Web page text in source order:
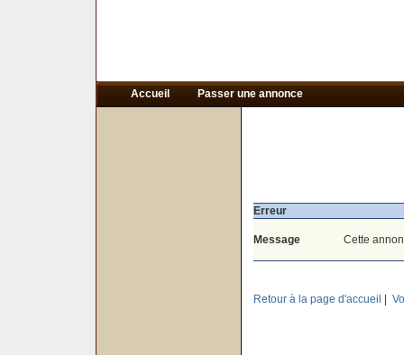
Accueil Passer une annonce
Erreur
Message Cette
Retour à la page d'accueil